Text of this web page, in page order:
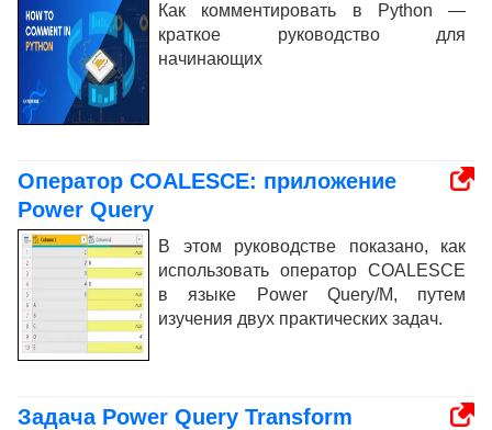
Как комментировать в Python —
краткое руководство для
начинающих
Оператор COALESCE: приложение
Power Query
В этом руководстве показано, как
использовать оператор COALESCE
в языке Power Query/M, путем
изучения двух практических задач.
Задача Power Query Transform